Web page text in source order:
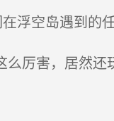
浮空岛遇到的
厉害，居然还